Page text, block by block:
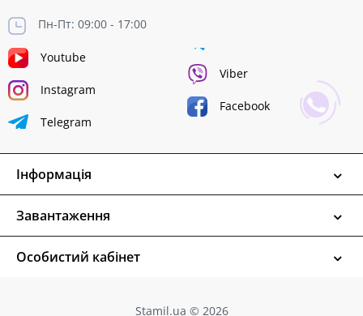
Пн-Пт: 09:00 - 17:00
Youtube
Instagram
Telegram
Viber
Facebook
Інформація
Завантаження
Особистий кабінет
Stamil.ua © 2026